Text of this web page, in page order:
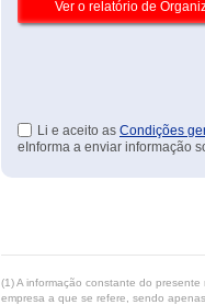
Li e aceito as Condições
eInforma a enviar informação
(1) A informação constante do
empresa a que se refere, sendo